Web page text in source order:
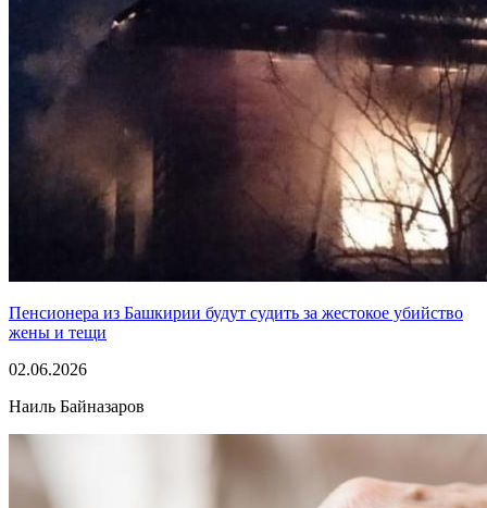
Пенсионера из Башкирии будут судить за жестокое убийство
жены и тещи
02.06.2026
Наиль Байназаров